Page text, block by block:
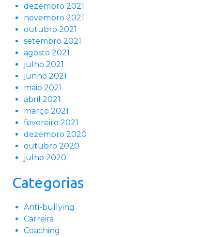
dezembro 2021
novembro 2021
outubro 2021
setembro 2021
agosto 2021
julho 2021
junho 2021
maio 2021
abril 2021
março 2021
fevereiro 2021
dezembro 2020
outubro 2020
julho 2020
Categorias
Anti-bullying
Carreira
Coaching